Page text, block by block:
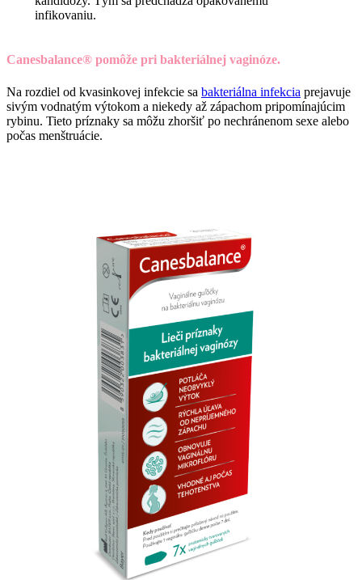
infikovaniu.
Canesbalance® pomôže pri bakteriálnej vaginóze.
Na rozdiel od kvasinkovej infekcie sa bakteriálna infekcia prejavuje
sivým vodnatým výtokom a niekedy až zápachom pripomínajúcim
rybinu. Tieto príznaky sa môžu zhoršiť po nechránenom sexe alebo
počas menštruácie.